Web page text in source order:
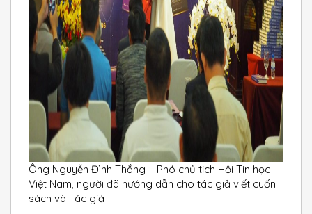
Ông Nguyễn Đình Thắng – Phó chủ tịch Hội Tin học
Việt Nam, người đã hướng dẫn cho tác giả viết cuốn
sách và Tác giả